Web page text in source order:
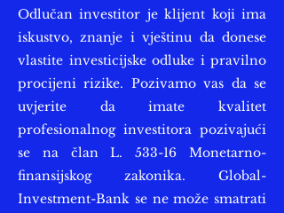
Odlučan investitor je klijent koji ima
iskustvo, znanje i vještinu da donese
vlastite investicijske odluke i pravilno
procijeni rizike. Pozivamo vas da se
uvjerite da imate kvalitet
profesionalnog investitora pozivajući
se na član L. 533-16 Monetarno-
finansijskog zakonika. Global-
Investment-Bank se ne može smatrati